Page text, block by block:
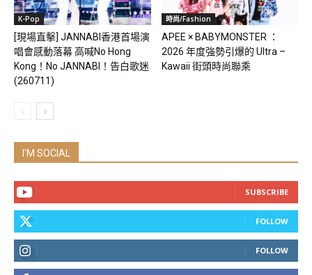
K-Pop
[現場直擊] JANNABI香港首場演
唱會感動落幕 高喊No Hong
Kong！No JANNABI！告白歌迷
(260711)
時尚/Fashion
APEE × BABYMONSTER ：
2026 年度強勢引爆的 Ultra –
Kawaii 街頭時尚聯乘
I'M SOCIAL
SUBSCRIBE
FOLLOW
FOLLOW